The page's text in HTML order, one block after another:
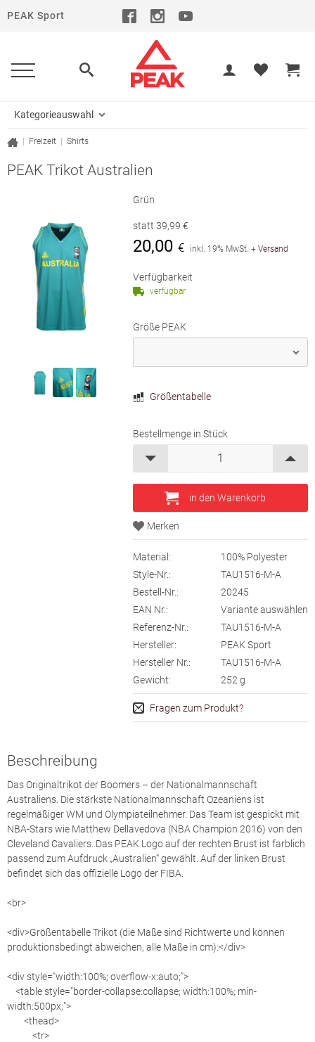
PEAK Sport
Kategorieauswahl
Freizeit Shirts
PEAK Trikot Australien
Grün
statt39,99 €
20,00 € inkl. 19% MwSt. +Versand
Verfügbarkeit
verfügbar
Größe PEAK
Größentabelle
Bestellmenge in Stück
Material:
100% Polyester
Style-Nr.:
TAU1516-M-A
Bestell-Nr.:
20245
EAN Nr.:
Variante auswählen
Referenz-Nr.:
TAU1516-M-A
Hersteller:
PEAK Sport
Hersteller Nr.:
TAU1516-M-A
Gewicht:
252 g
Fragen zum Produkt?
Beschreibung
Das Originaltrikot der Boomers – der Nationalmannschaft
Australiens. Die stärkste Nationalmannschaft Ozeaniens ist
regelmäßiger WM und Olympiateilnehmer. Das Team ist gespickt mit
NBA-Stars wie Matthew Dellavedova (NBA Champion 2016) von den
Cleveland Cavaliers. Das PEAK Logo auf der rechten Brust ist farblich
passend zum Aufdruck „Australien“ gewählt. Auf der linken Brust
befindet sich das offizielle Logo der FIBA.
<br>
<div>Größentabelle Trikot (die Maße sind Richtwerte und können
produktionsbedingt abweichen, alle Maße in cm):</div>
<div style="width:100%; overflow-x:auto;">
<table style="border-collapse:collapse; width:100%; min-
width:500px;">
<thead>
<tr>